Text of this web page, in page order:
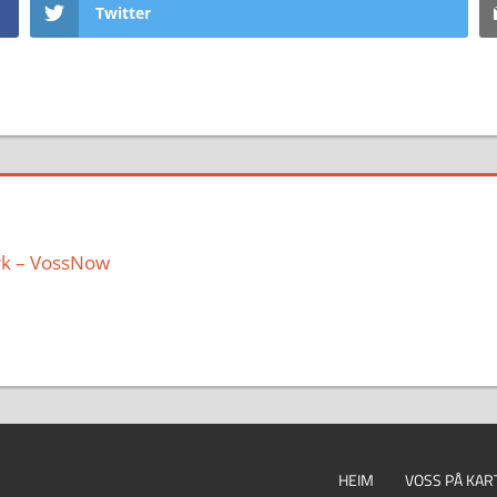
Twitter
– VossNow
HEIM VOSS PÅ